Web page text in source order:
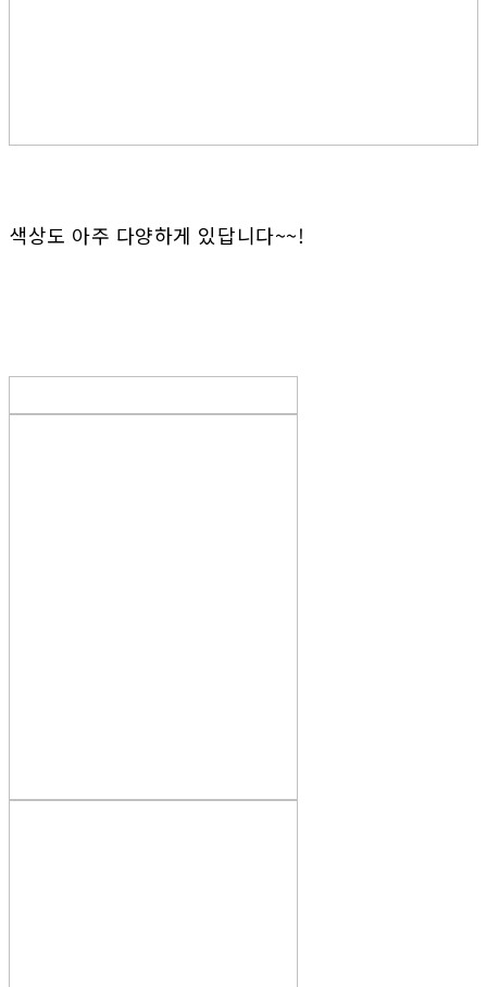
색상도 아주 다양하게 있답니다~~!